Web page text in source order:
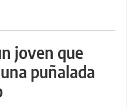
joven que
puñalada